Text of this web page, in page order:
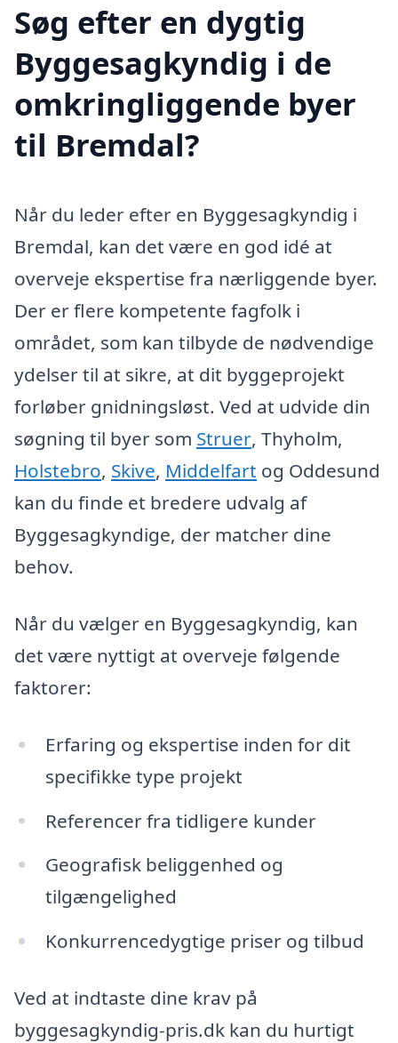
Søg efter en dygtig
Byggesagkyndig i de
omkringliggende byer
til Bremdal?
Når du leder efter en Byggesagkyndig i
Bremdal, kan det være en god idé at
overveje ekspertise fra nærliggende byer.
Der er flere kompetente fagfolk i
området, som kan tilbyde de nødvendige
ydelser til at sikre, at dit byggeprojekt
forløber gnidningsløst. Ved at udvide din
søgning til byer som Struer, Thyholm,
Holstebro, Skive, Middelfart og Oddesund
kan du finde et bredere udvalg af
Byggesagkyndige, der matcher dine
behov.
Når du vælger en Byggesagkyndig, kan
det være nyttigt at overveje følgende
faktorer:
Erfaring og ekspertise inden for dit
specifikke type projekt
Referencer fra tidligere kunder
Geografisk beliggenhed og
tilgængelighed
Konkurrencedygtige priser og tilbud
Ved at indtaste dine krav på
byggesagkyndig-pris.dk kan du hurtigt